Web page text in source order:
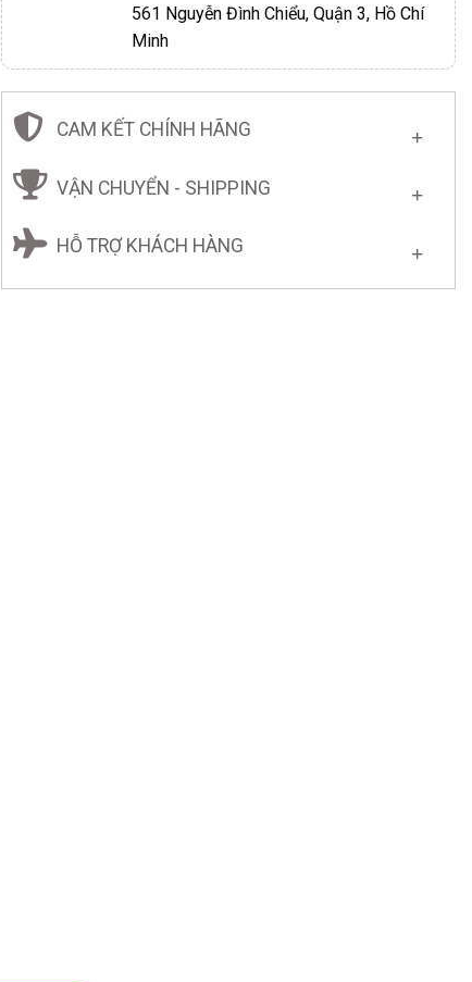
561 Nguyễn Đình Chiểu, Quận 3, Hồ Chí
Minh
CAM KẾT CHÍNH HÃNG
VẬN CHUYỂN - SHIPPING
HỖ TRỢ KHÁCH HÀNG